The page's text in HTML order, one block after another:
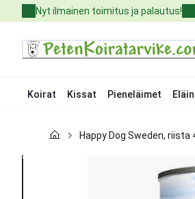
to
Nyt ilmainen toimitus ja palautus!
Koirat Kissat Pieneläimet
Kissat
Happy Dog Sweden, riista